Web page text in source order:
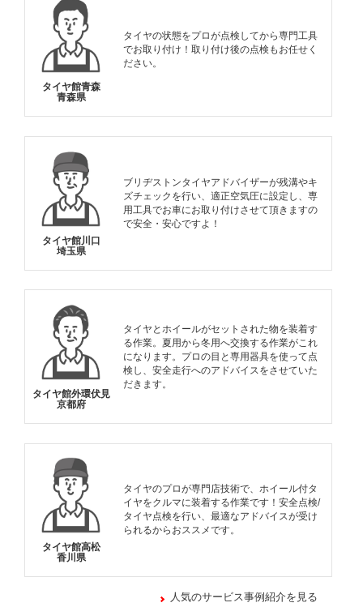
タイヤ館青森
青森県
タイヤの状態をプロが点検してから専門工具
でお取り付け！取り付け後の点検もお任せく
ださい。
タイヤ館川口
埼玉県
ブリヂストンタイヤアドバイザーが残溝やキ
ズチェックを行い、適正空気圧に設定し、専
用工具でお車にお取り付けさせて頂きますの
で安全・安心ですよ！
タイヤ館外環伏見
京都府
タイヤとホイールがセットされた物を装着す
る作業。夏用から冬用へ交換する作業がこれ
になります。プロの目と専用器具を使って点
検し、安全走行へのアドバイスをさせていた
だきます。
タイヤ館高松
香川県
タイヤのプロが専門店技術で、ホイール付タ
イヤをクルマに装着する作業です！安全点検/
タイヤ点検を行い、最適なアドバイスが受け
られるからおススメです。
人気のサービス事例紹介を見る